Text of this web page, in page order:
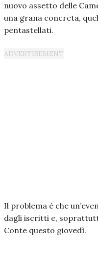
nuovo assetto delle
una grana concreta,
pentastellati.
Il problema è che
dagli iscritti e,
Conte questo giovedì.